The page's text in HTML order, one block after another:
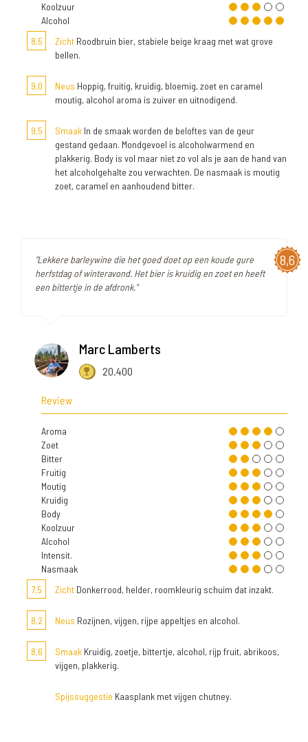
Koolzuur
Alcohol
8,5
Zicht Roodbruin bier, stabiele beige kraag met wat grove
bellen.
9,0 Neus Hoppig, fruitig, kruidig, bloemig, zoet en caramel
moutig, alcohol aroma is zuiver en uitnodigend.
9,5 Smaak In de smaak worden de beloftes van de geur
gestand gedaan. Mondgevoel is alcoholwarmend en
plakkerig. Body is vol maar niet zo vol als je aan de hand van
het alcoholgehalte zou verwachten. De nasmaak is moutig
zoet, caramel en aanhoudend bitter.
8,6
"Lekkere barleywine die het goed doet op een koude gure
herfstdag of winteravond. Het bier is kruidig en zoet en heeft
een bittertje in de afdronk."
Marc Lamberts
20.400
Review
Aroma
Zoet
Bitter
Fruitig
Moutig
Kruidig
Body
Koolzuur
Alcohol
Intensit.
Nasmaak
7,5
Zicht Donkerrood, helder, roomkleurig schuim dat inzakt.
8,2 Neus Rozijnen, vijgen, rijpe appeltjes en alcohol.
8,6 Smaak Kruidig, zoetje, bittertje, alcohol, rijp fruit, abrikoos,
vijgen, plakkerig.
Spijssuggestie Kaasplank met vijgen chutney.